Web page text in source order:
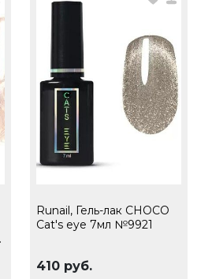
Runail, Гель-лак CHOCO
Cat's eye 7мл №9921
410 руб.